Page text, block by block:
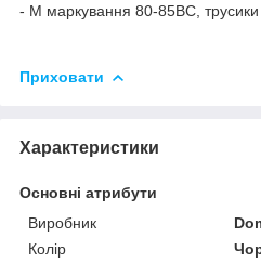
- M маркування 80-85ВС,
Приховати
Характеристики
Основні атрибути
Виробник
Колір